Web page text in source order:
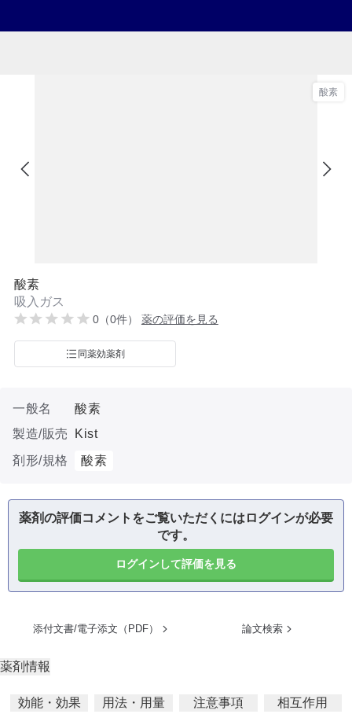
酸素
酸素
吸入ガス
0（0件） 薬の評価を見る
同薬効薬剤
一般名
酸素
製造/販売
Kist
剤形/規格
酸素
薬剤の評価コメントをご覧いただくにはログインが必要
です。
ログインして評価を見る
添付文書/電子添文（PDF） 論文検索
薬剤情報
効能・効果 用法・用量 注意事項
相互作用